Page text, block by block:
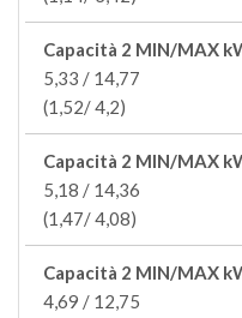
Capacità 2 MIN/MAX
5,33 / 14,77
(1,52/ 4,2)
Capacità 2 MIN/MAX
5,18 / 14,36
(1,47/ 4,08)
Capacità 2 MIN/MAX
4,69 / 12,75